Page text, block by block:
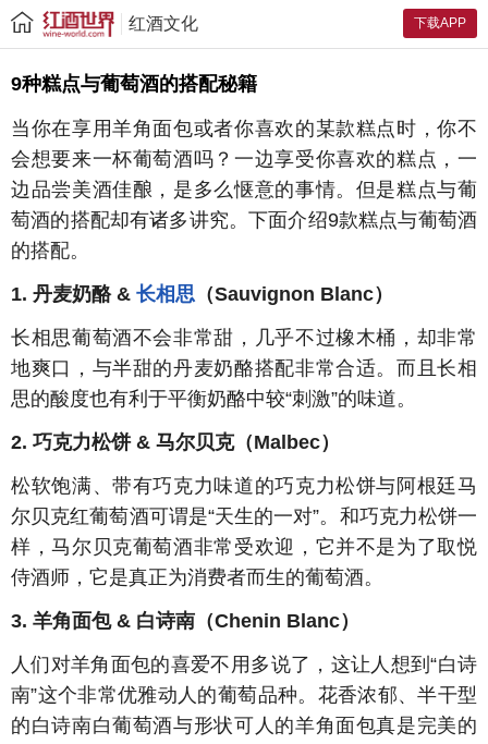
下载APP
红酒文化
9种糕点与葡萄酒的搭配秘籍
当你在享用羊角面包或者你喜欢的某款糕点时，你不
会想要来一杯葡萄酒吗？一边享受你喜欢的糕点，一
边品尝美酒佳酿，是多么惬意的事情。但是糕点与葡
萄酒的搭配却有诸多讲究。下面介绍9款糕点与葡萄酒
的搭配。
1. 丹麦奶酪 & 长相思 （Sauvignon Blanc）
长相思葡萄酒不会非常甜，几乎不过橡木桶，却非常
地爽口，与半甜的丹麦奶酪搭配非常合适。而且长相
思的酸度也有利于平衡奶酪中较“刺激”的味道。
2. 巧克力松饼 & 马尔贝克（Malbec）
松软饱满、带有巧克力味道的巧克力松饼与阿根廷马
尔贝克红葡萄酒可谓是“天生的一对”。和巧克力松饼一
样，马尔贝克葡萄酒非常受欢迎，它并不是为了取悦
侍酒师，它是真正为消费者而生的葡萄酒。
3. 羊角面包 & 白诗南（Chenin Blanc）
人们对羊角面包的喜爱不用多说了，这让人想到“白诗
南”这个非常优雅动人的葡萄品种。花香浓郁、半干型
的白诗南白葡萄酒与形状可人的羊角面包真是完美的